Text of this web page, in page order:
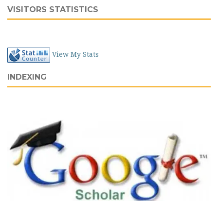
VISITORS STATISTICS
View My Stats
INDEXING